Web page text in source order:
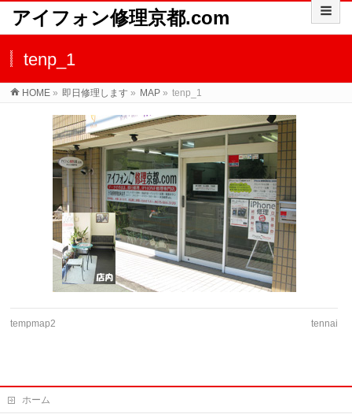
アイフォン修理京都.com
tenp_1
HOME » 即日修理します » MAP » tenp_1
tempmap2 tennai
ホーム